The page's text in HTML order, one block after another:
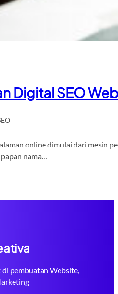
Digital SEO
online dimulai dari mesin
nama…
di pembuatan Website,